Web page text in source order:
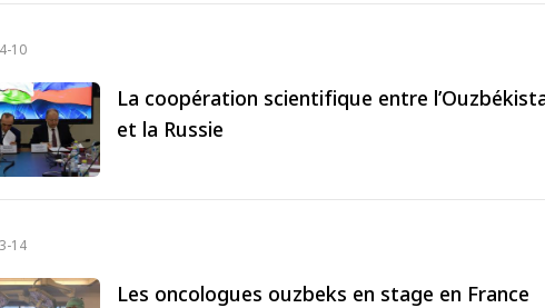
10
La coopération scientifique entre
et la Russie
14
Les oncologues ouzbeks en stage en France